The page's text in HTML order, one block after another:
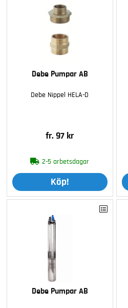
Debe Pumpar AB
Debe Nippel HELA-D
fr. 97 kr
2-5 arbetsdagar
Köp!
Debe Pumpar AB